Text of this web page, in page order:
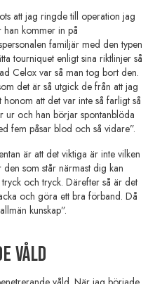
att jag ringde till operation jag
han kommer in på
familjär med den typen
tourniquet enligt sina riktlinjer så
Celox var så man tog bort den.
det är så utgick de från att jag
att det var inte så farligt så
ur och han börjar spontanblöda
fem påsar blod och så vidare”.
är att det viktiga är inte vilken
som står närmast dig kan
och tryck. Därefter så är det
och göra ett bra förband. Då
kunskap”.
våld